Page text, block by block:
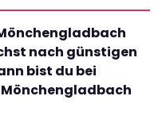
nach günstigen
bist du bei